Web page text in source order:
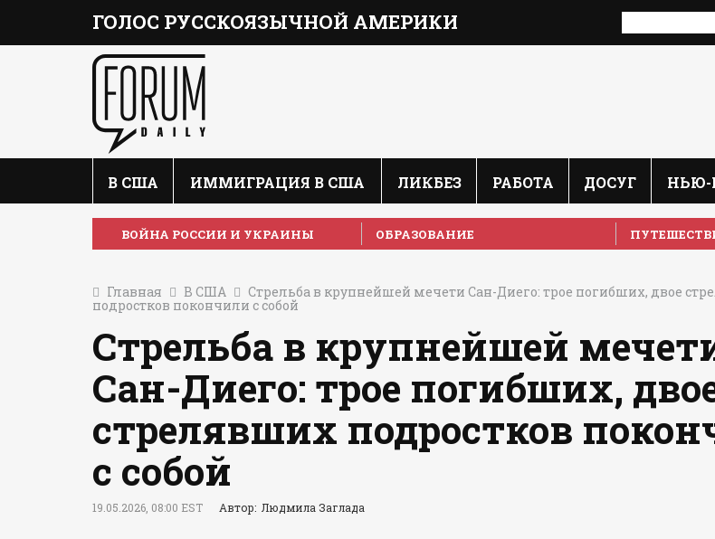
ГОЛОС РУССКОЯЗЫЧНОЙ АМЕРИКИ
В США ИММИГРАЦИЯ В США ЛИКБЕЗ РАБОТА ДОСУГ НЬЮ-
ВОЙНА РОССИИ И УКРАИНЫ ОБРАЗОВАНИЕ
Главная В США Стрельба в крупнейшей мечети Сан-Диего: трое погибших, двое
подростков покончили с собой
Стрельба в крупнейшей
Сан-Диего: трое погибших,
стрелявших подростков
с собой
19.05.2026, 08:00 EST Автор: Людмила Заглада